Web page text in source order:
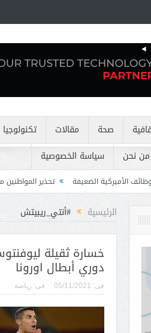
صحة مقالات تكنولوجيا
من نحن سياسة الخصوصية
تحذير المواطنين من مشاركة رمز الـ OTP
الرئيسية #أنتي_ريبيتش
خسارة ثقيلة
دوري أبطال اورونا
فى: 05/11/2021 فى: رياضة